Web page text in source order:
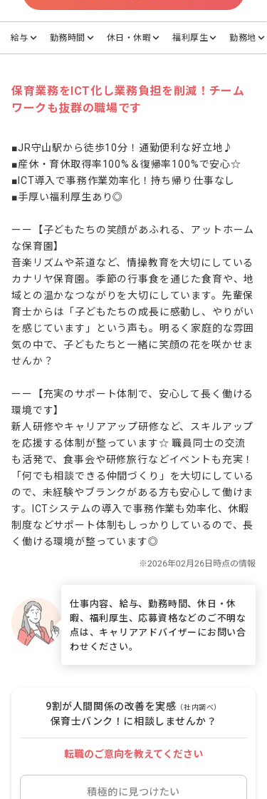
給与 勤務時間 休日・休暇 福利厚生 勤務地
保育業務をICT化し業務負担を削減！チーム
ワークも抜群の職場です
■JR守山駅から徒歩10分！通勤便利な好立地♪
■産休・育休取得率100%＆復帰率100%で安心☆
■ICT導入で事務作業効率化！持ち帰り仕事なし
■手厚い福利厚生あり◎
ーー【子どもたちの笑顔があふれる、アットホーム
な保育園】
音楽リズムや茶道など、情操教育を大切にしている
カナリヤ保育園。季節の行事食を通じた食育や、地
域との温かなつながりを大切にしています。先輩保
育士からは「子どもたちの成長に感動し、やりがい
を感じています」という声も。明るく家庭的な雰囲
気の中で、子どもたちと一緒に笑顔の花を咲かせま
せんか？
ーー【充実のサポート体制で、安心して長く働ける
環境です】
新人研修やキャリアアップ研修など、スキルアップ
を応援する体制が整っています☆ 職員同士の交流
も活発で、食事会や研修旅行などイベントも充実！
「何でも相談できる仲間づくり」を大切にしている
ので、未経験やブランクがある方も安心して働けま
す。ICTシステムの導入で事務作業も効率化、休暇
制度などサポート体制もしっかりしているので、長
く働ける環境が整っています◎
仕事内容、給与、勤務時間、休日・休
暇、福利厚生、応募資格などのご不明な
点は、キャリアアドバイザーにお問い合
わせください。
9割が人間関係の改善を実感 （社内調べ）
保育士バンク！に相談しませんか？
転職のご意向を教えてください
積極的に見つけたい